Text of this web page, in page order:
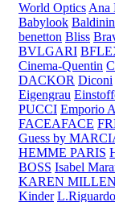
World Optics Ana
Babylook
benetton Bliss
BVLGARI
Cinema-Quentin
DACKOR Diconi
Eigengrau
PUCCI Emporio
FACEAFACE
Guess by
HEMME PARIS
BOSS Isabel
KAREN MILLEN
Kinder L.Riguardo